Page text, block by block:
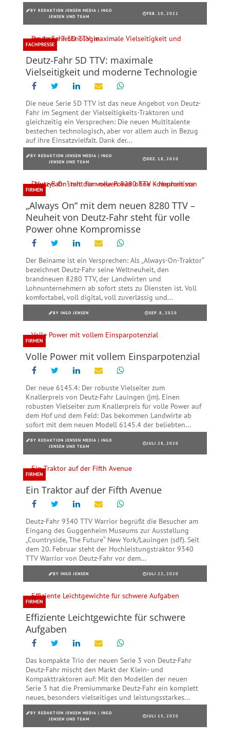
BY REDAKTION JENSEN MEDIA | INGO
JENSEN UND TEAM
FEB. 10, 2021
FACHPRESSE
Deutz-Fahr 5D TTV: maximale
Vielseitigkeit und moderne Technologie
Die neue Serie 5D TTV ist das neue Angebot von Deutz-
Fahr im Segment der Vielseitigkeits-Traktoren und
gleichzeitig ein Versprechen: Die neuen Multitalente
bestechen technologisch, aber vor allem auch in Bezug
auf ihre Einsatzvielfalt. Dank der...
BY REDAKTION JENSEN MEDIA | INGO
JENSEN UND TEAM
DEZ. 18, 2020
FIRMEN
„Always On“ mit dem neuen 8280 TTV –
Neuheit von Deutz-Fahr steht für volle
Power ohne Kompromisse
Der Beiname ist ein Versprechen: Als „Always-On-Traktor“
bezeichnet Deutz-Fahr seine Weltneuheit, den
brandneuen 8280 TTV, der Landwirten und
Lohnunternehmern ab sofort stets zu Diensten ist. Voll
komfortabel, voll digital, voll zuverlässig und...
BYINGO JENSEN SEP. 8, 2020
FIRMEN
Volle Power mit vollem Einsparpotenzial
Der neue 6145.4: Der robuste Vielseiter zum
Knallerpreis von Deutz-Fahr Lauingen (jm). Einen
robusten Vielseiter zum Knallerpreis für volle Power auf
dem Hof und dem Feld: Das bekommen Landwirte ab
sofort mit dem neuen Modell 6145.4 der beliebten...
BY REDAKTION JENSEN MEDIA | INGO
JENSEN UND TEAM
JULI 28, 2020
FIRMEN
Ein Traktor auf der Fifth Avenue
Deutz-Fahr 9340 TTV Warrior begrüßt die Besucher am
Eingang des Guggenheim Museums zur Ausstellung
„Countryside, The Future“ New York/Lauingen (sdf). Seit
dem 20. Februar steht der Hochleistungstraktor 9340
TTV Warrior von Deutz-Fahr vor dem...
BYINGO JENSEN JULI 22, 2020
FIRMEN
Effiziente Leichtgewichte für schwere
Aufgaben
Das kompakte Trio der neuen Serie 3 von Deutz-Fahr
Deutz-Fahr mischt den Markt der Klein- und
Kompakttraktoren auf: Mit den Modellen der neuen
Serie 3 hat die Premiummarke Deutz-Fahr ein komplett
neues, besonders vielseitiges und leistungsstarkes...
BY REDAKTION JENSEN MEDIA | INGO
JENSEN UND TEAM
JULI 15, 2020